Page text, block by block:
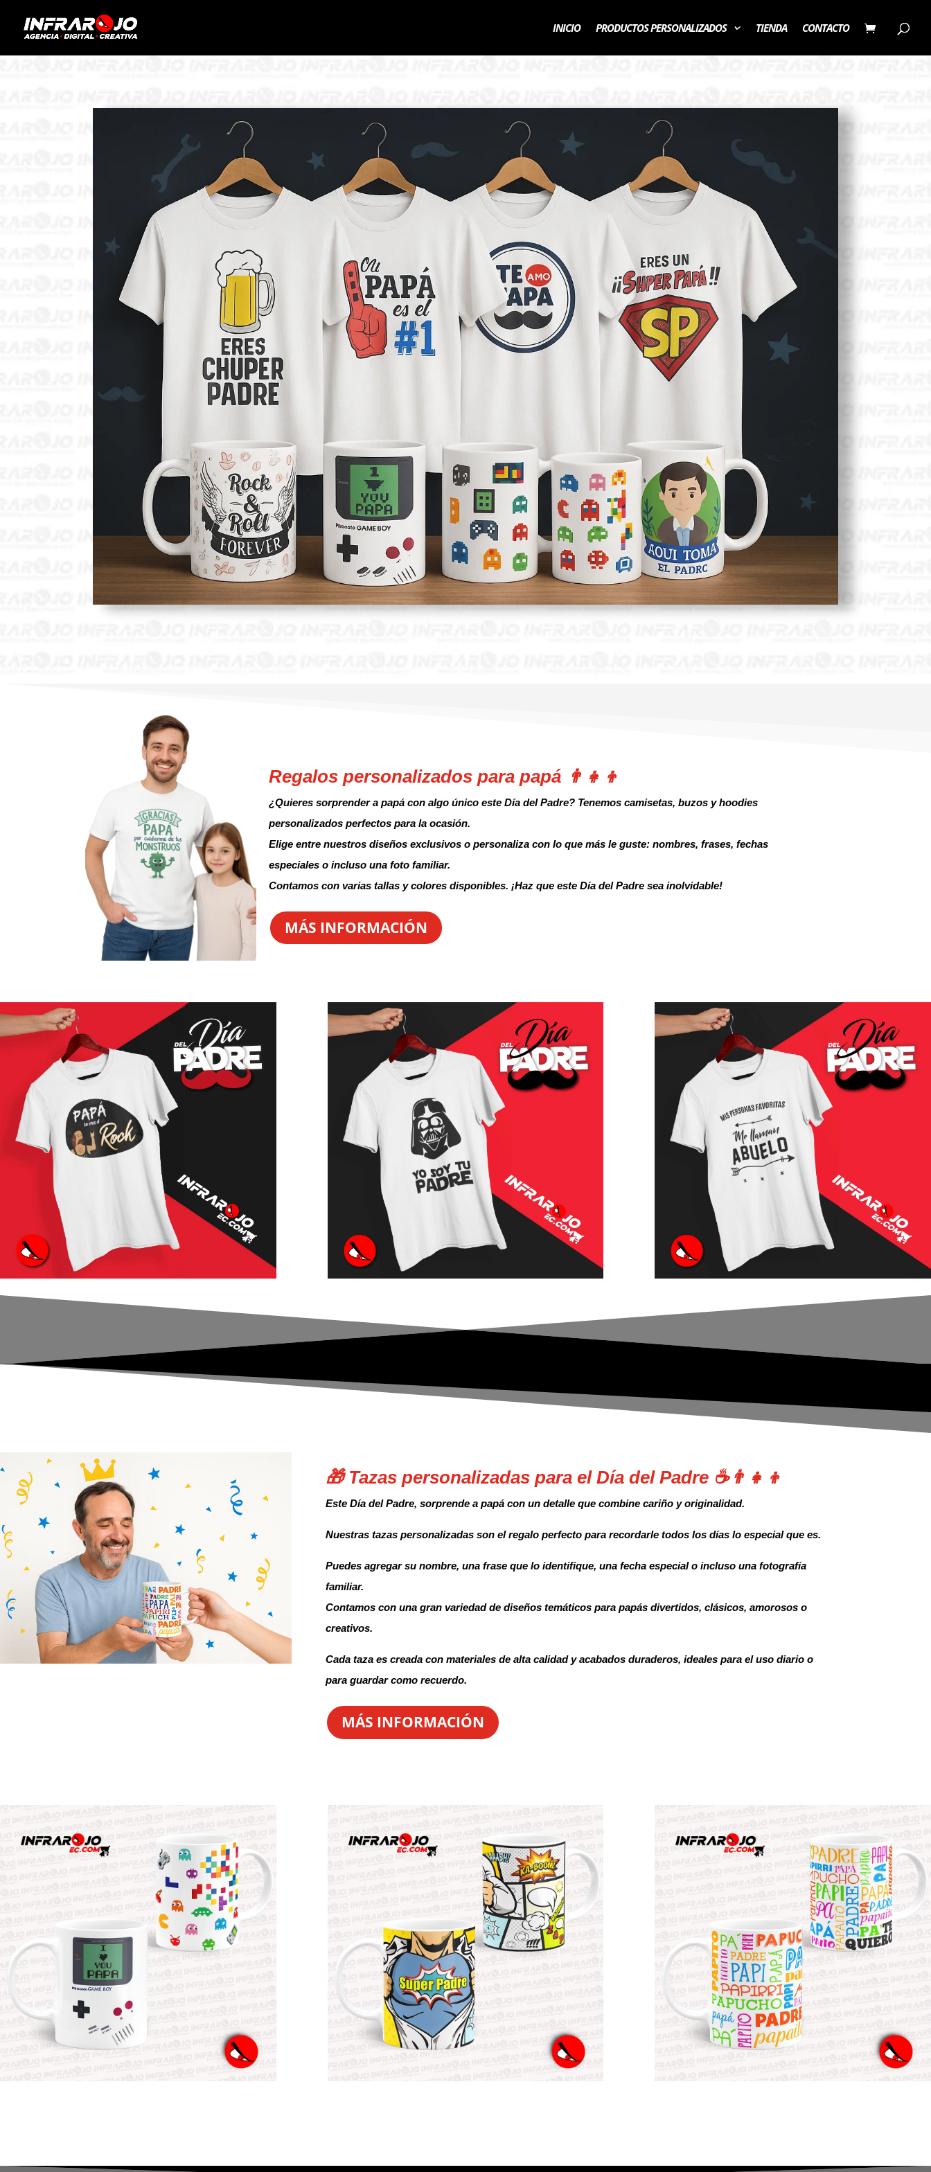
INICIO PRODUCTOS PERSONALIZADOS TIENDA CONTACTO
Regalos personalizados para papá 👨‍👧‍👦
¿Quieres sorprender a papá con algo único este Día del Padre? Tenemos camisetas, buzos y hoodies
personalizados perfectos para la ocasión.
Elige entre nuestros diseños exclusivos o personaliza con lo que más le guste: nombres, frases, fechas
especiales o incluso una foto familiar.
Contamos con varias tallas y colores disponibles. ¡Haz que este Día del Padre sea inolvidable!
MÁS INFORMACIÓN
🎁 Tazas personalizadas para el Día del Padre ☕👨‍👧‍👦
Este Día del Padre, sorprende a papá con un detalle que combine cariño y originalidad.
Nuestras tazas personalizadas son el regalo perfecto para recordarle todos los días lo especial que es.
Puedes agregar su nombre, una frase que lo identifique, una fecha especial o incluso una fotografía
familiar.
Contamos con una gran variedad de diseños temáticos para papás divertidos, clásicos, amorosos o
creativos.
Cada taza es creada con materiales de alta calidad y acabados duraderos, ideales para el uso diario o
para guardar como recuerdo.
MÁS INFORMACIÓN